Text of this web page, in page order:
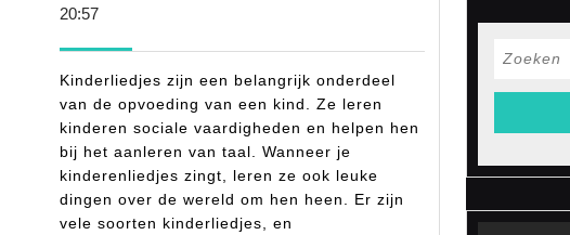
20:57
Kinderliedjes zijn een belangrijk onderdeel
van de opvoeding van een kind. Ze leren
kinderen sociale vaardigheden en helpen hen
bij het aanleren van taal. Wanneer je
kinderenliedjes zingt, leren ze ook leuke
dingen over de wereld om hen heen. Er zijn
vele soorten kinderliedjes, en
Zoek